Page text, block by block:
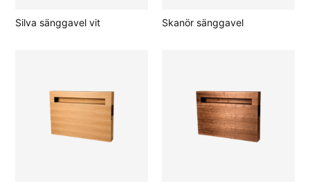
Silva sänggavel vit Skanör sänggavel